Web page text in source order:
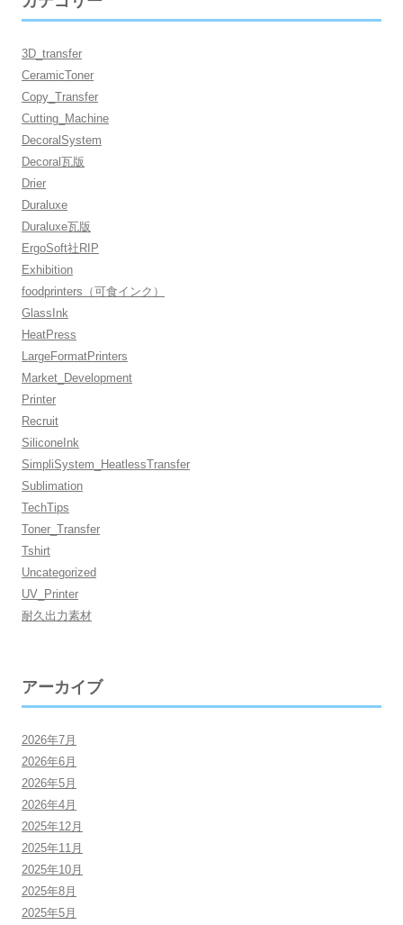
3D_transfer
CeramicToner
Copy_Transfer
Cutting_Machine
DecoralSystem
Decoral瓦版
Drier
Duraluxe
Duraluxe瓦版
ErgoSoft社RIP
Exhibition
foodprinters（可食インク）
GlassInk
HeatPress
LargeFormatPrinters
Market_Development
Printer
Recruit
SiliconeInk
SimpliSystem_HeatlessTransfer
Sublimation
TechTips
Toner_Transfer
Tshirt
Uncategorized
UV_Printer
耐久出力素材
アーカイブ
2026年7月
2026年6月
2026年5月
2026年4月
2025年12月
2025年11月
2025年10月
2025年8月
2025年5月